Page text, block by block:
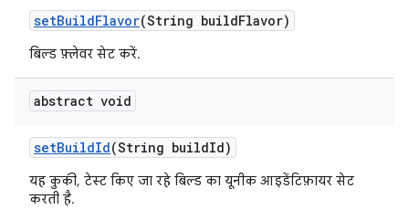
setBuildFlavor(String buildFlavor)
बिल्ड फ़्लेवर सेट करें.
abstract void
setBuildId(String buildId)
यह कुकी, टेस्ट किए जा रहे बिल्ड का यूनीक आइडेंटिफ़ायर सेट
करती है.